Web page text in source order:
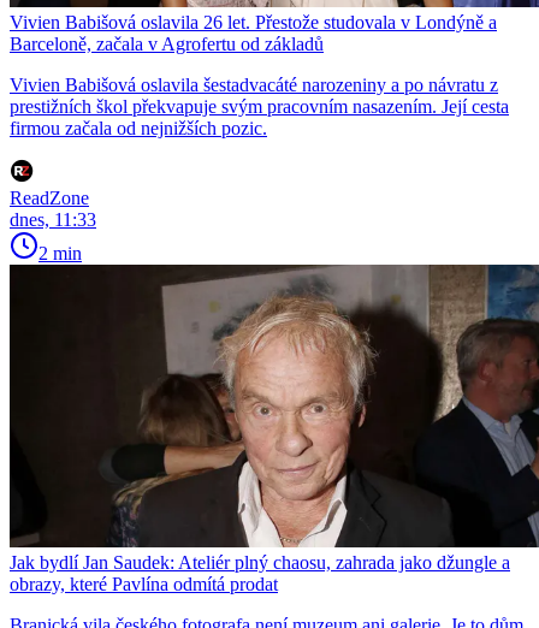
Vivien Babišová oslavila 26 let. Přestože studovala v Londýně a
Barceloně, začala v Agrofertu od základů
Vivien Babišová oslavila šestadvacáté narozeniny a po návratu z
prestižních škol překvapuje svým pracovním nasazením. Její cesta
firmou začala od nejnižších pozic.
ReadZone
dnes, 11:33
2 min
Jak bydlí Jan Saudek: Ateliér plný chaosu, zahrada jako džungle a
obrazy, které Pavlína odmítá prodat